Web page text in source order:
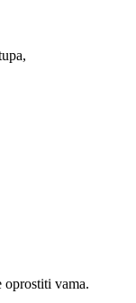
oprostiti vama.